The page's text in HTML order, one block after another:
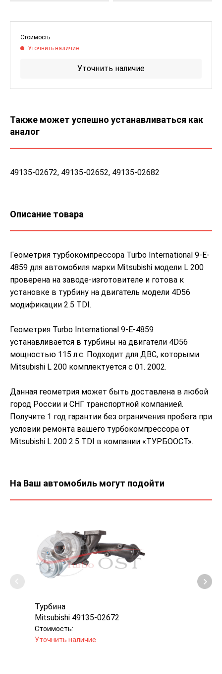
Стоимость
Уточнить наличие
Уточнить наличие
Также может успешно устанавливаться как
аналог
49135-02672, 49135-02652, 49135-02682
Описание товара
Геометрия турбокомпрессора Turbo International 9-E-
4859 для автомобиля марки Mitsubishi модели L 200
проверена на заводе-изготовителе и готова к
установке в турбину на двигатель модели 4D56
модификации 2.5 TDI.
Геометрия Turbo International 9-E-4859
устанавливается в турбины на двигатели 4D56
мощностью 115 л.с. Подходит для ДВС, которыми
Mitsubishi L 200 комплектуется с 01. 2002.
Данная геометрия может быть доставлена в любой
город России и СНГ транспортной компанией.
Получите 1 год гарантии без ограничения пробега при
условии ремонта вашего турбокомпрессора от
Mitsubishi L 200 2.5 TDI в компании «ТУРБООСТ».
На Ваш автомобиль могут подойти
Турбина
Mitsubishi 49135-02672
Стоимость:
Уточнить наличие